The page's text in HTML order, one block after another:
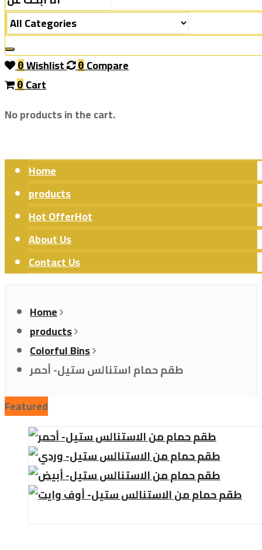
0 Wishlist 0 Compare
0 Cart
No products in the cart.
Home
products
Hot OfferHot
About Us
Contact Us
Home
products
Colorful Bins
طقم حمام استنالس ستيل- أحمر
Featured